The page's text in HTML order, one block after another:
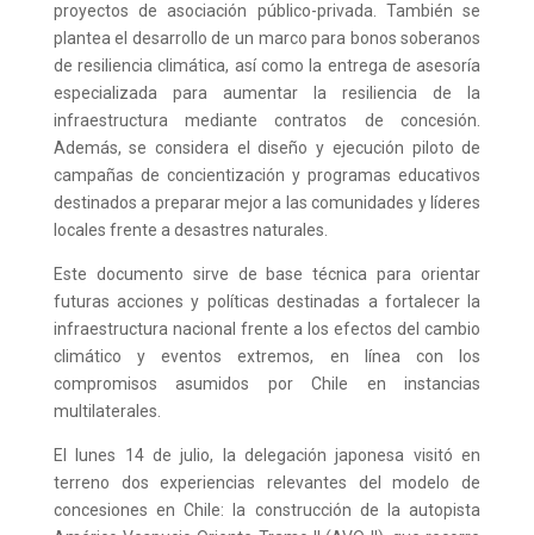
proyectos de asociación público-privada. También se
plantea el desarrollo de un marco para bonos soberanos
de resiliencia climática, así como la entrega de asesoría
especializada para aumentar la resiliencia de la
infraestructura mediante contratos de concesión.
Además, se considera el diseño y ejecución piloto de
campañas de concientización y programas educativos
destinados a preparar mejor a las comunidades y líderes
locales frente a desastres naturales.
Este documento sirve de base técnica para orientar
futuras acciones y políticas destinadas a fortalecer la
infraestructura nacional frente a los efectos del cambio
climático y eventos extremos, en línea con los
compromisos asumidos por Chile en instancias
multilaterales.
El lunes 14 de julio, la delegación japonesa visitó en
terreno dos experiencias relevantes del modelo de
concesiones en Chile: la construcción de la autopista